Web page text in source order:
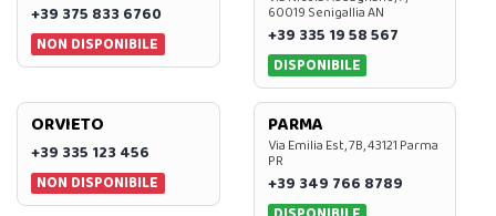
+39 375 833 6760
NON DISPONIBILE
60019 Senigallia AN
+39 335 19 58 567
DISPONIBILE
ORVIETO
+39 335 123 456
NON DISPONIBILE
PARMA
Via Emilia Est, 7B, 43121 Parma
PR
+39 349 766 8789